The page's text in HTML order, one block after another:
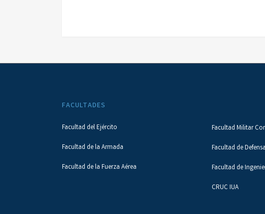
FACULTADES
Facultad del Ejército
Facultad de la Armada
Facultad de la Fuerza Aérea
Facultad Militar
Facultad de
Facultad de
CRUC IUA